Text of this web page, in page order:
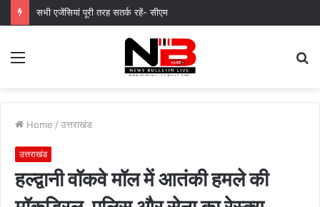
सभी एजेंसियां पूरी तरह सतर्क रहें- सीएम
Menu
Home / उत्तराखंड
उत्तराखंड
हल्द्वानी वॉकवे मॉल में आतंकी हमले की